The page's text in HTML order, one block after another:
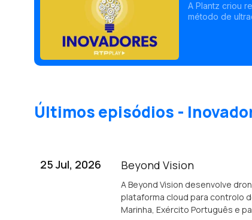
A Plantz criou
método de
Últimos episódios -
25 Jul, 2026 Beyond Vision
A Beyond Vision desenvolve
plataforma cloud para controlo
Marinha, Exército Português e